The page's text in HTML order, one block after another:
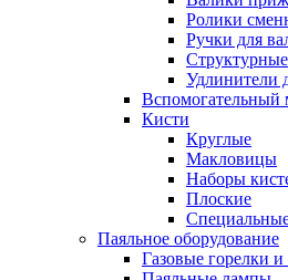
Ролики
Ручки для
Удлинители
Вспомогательный
Кисти
Круглые
Макловицы
Наборы
Плоские
Паяльное оборудование
Газовые горелки